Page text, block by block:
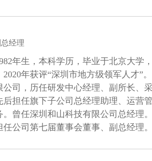
经理
年生，本科学历，毕业于北京大学
年获评“深圳市地方级领军人才”
公司，历任研发中心经理、副所长、
后担任旗下子公司总经理助理、运营
。曾任深圳和山科技有限公司总经理
任公司第七届董事会董事、副总经理